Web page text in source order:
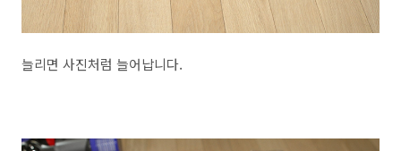
늘리면 사진처럼 늘어납니다.